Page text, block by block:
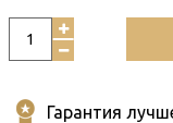
Гарантия